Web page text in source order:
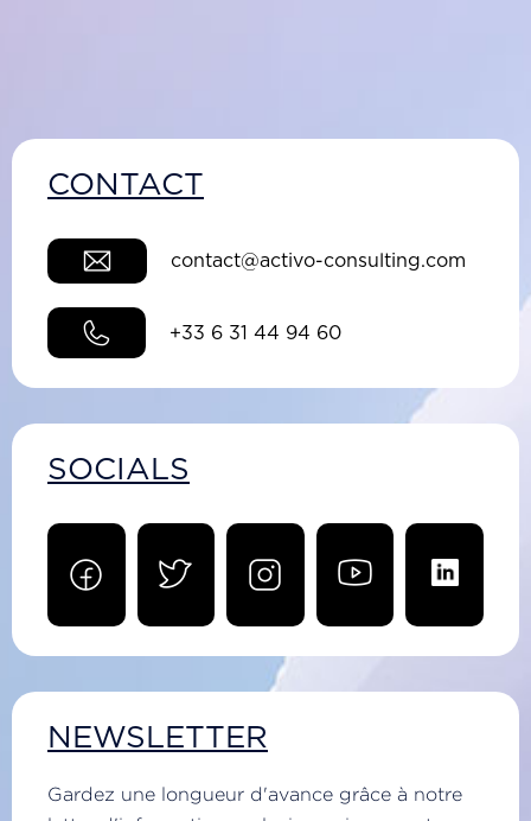
CONTACT
contact@activo-consulting.com
+33 6 31 44 94 60
SOCIALS
NEWSLETTER
Gardez une longueur d'avance grâce à notre